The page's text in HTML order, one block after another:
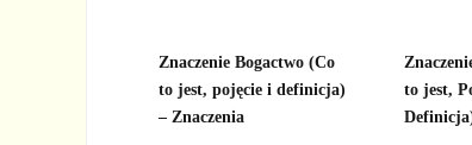
Znaczenie Bogactwo (Co
to jest, pojęcie i definicja)
– Znaczenia
to jest,